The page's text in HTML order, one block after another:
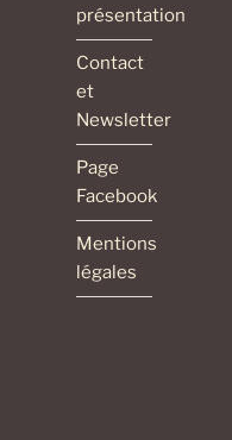
présentation
Contact
et
Newsletter
Page
Facebook
Mentions
légales